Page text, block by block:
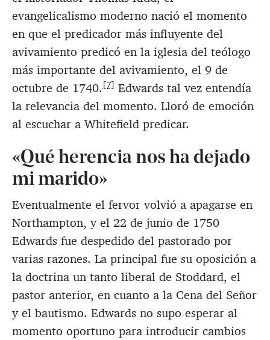
evangelicalismo moderno nació el momento
en que el predicador más influyente del
avivamiento predicó en la iglesia del teólogo
más importante del avivamiento, el 9 de
octubre de 1740. [7] Edwards tal vez entendía
la relevancia del momento. Lloró de emoción
al escuchar a Whitefield predicar.
«Qué herencia nos ha dejado
mi marido»
Eventualmente el fervor volvió a apagarse en
Northampton, y el 22 de junio de 1750
Edwards fue despedido del pastorado por
varias razones. La principal fue su oposición a
la doctrina un tanto liberal de Stoddard, el
pastor anterior, en cuanto a la Cena del Señor
y el bautismo. Edwards no supo esperar al
momento oportuno para introducir cambios